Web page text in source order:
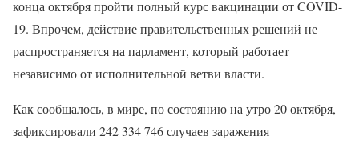
конца октября пройти полный курс вакцинации от COVID-
19. Впрочем, действие правительственных решений не
распространяется на парламент, который работает
независимо от исполнительной ветви власти.
Как сообщалось, в мире, по состоянию на утро 20 октября,
зафиксировали 242 334 746 случаев заражения